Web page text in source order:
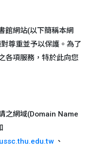
館網站(以下簡稱本網
尊重並予以保護。為了
各項服務，特於此向您
之網域(Domain Name
、